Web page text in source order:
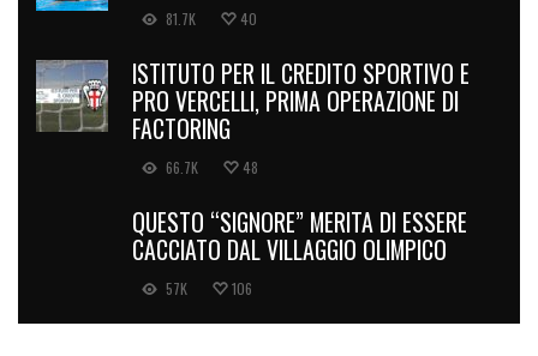
81.7K 40
ISTITUTO PER IL CREDITO SPORTIVO E
PRO VERCELLI, PRIMA OPERAZIONE DI
FACTORING
66.7K 48
QUESTO “SIGNORE” MERITA DI ESSERE
CACCIATO DAL VILLAGGIO OLIMPICO
57K 106